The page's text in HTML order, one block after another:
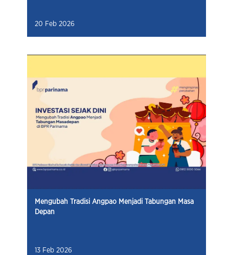
20 Feb 2026
Mengubah Tradisi Angpao Menjadi Tabungan Masa
Depan
13 Feb 2026